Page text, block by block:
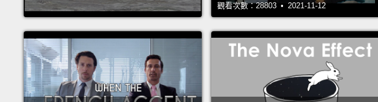
觀看次數：28803 • 2021-11-12